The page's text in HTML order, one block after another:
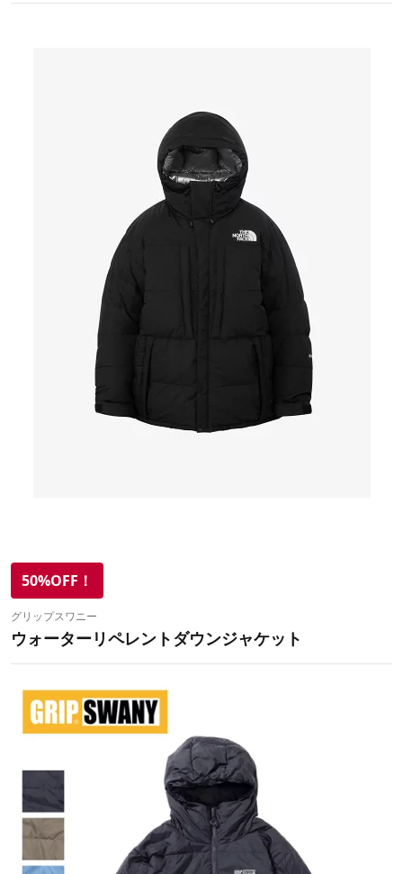
50%OFF！
グリップスワニー
ウォーターリペレントダウンジャケット